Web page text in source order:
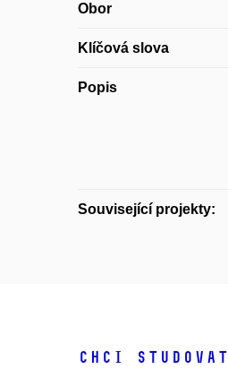
Obor
Klíčová slova
Popis
Související projekty:
Chci studovat